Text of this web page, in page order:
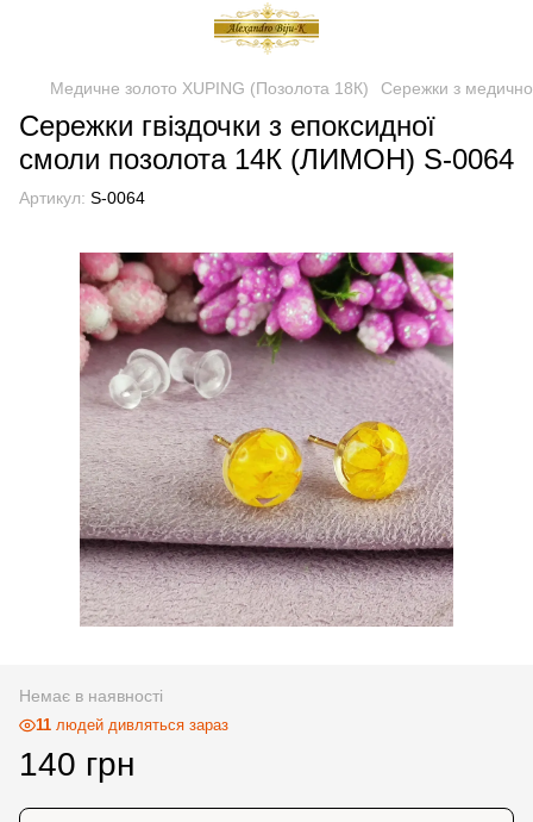
Медичне золото XUPING (Позолота 18К) Сережки з
Сережки гвіздочки з епоксидної
смоли позолота 14К (ЛИМОН) S-0064
Артикул: S-0064
Немає в наявності
11 людей дивляться зараз
140 грн